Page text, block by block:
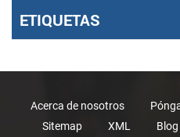
ETIQUETAS
Acerca de nosotros
Sitemap
XML Blog